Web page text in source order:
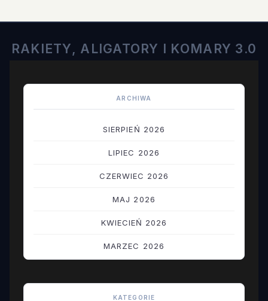
RAKIETY, ALIGATORY I KOMARY 3.0
ARCHIWA
SIERPIEŃ 2026
LIPIEC 2026
CZERWIEC 2026
MAJ 2026
KWIECIEŃ 2026
MARZEC 2026
KATEGORIE